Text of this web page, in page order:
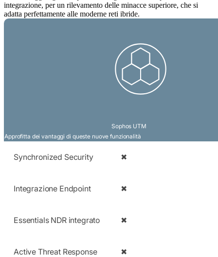
integrazione, per un rilevamento delle minacce superiore, che si
adatta perfettamente alle moderne reti ibride.
Sophos UTM
Approfitta dei vantaggi di queste nuove funzionalità
Synchronized Security ✖
Integrazione Endpoint ✖
Essentials NDR integrato ✖
Active Threat Response ✖